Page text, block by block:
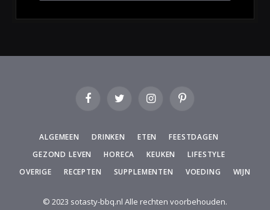
FacebookTwitter InstagramPinterest
ALGEMEEN DRINKEN ETEN
FEESTDAGEN
GEZOND LEVEN
HORECA KEUKEN
LIFESTYLE
OVERIGE
RECEPTEN SUPPLEMENTEN VOEDING WIJN
© 2023 sotasty-bbq.nl Alle rechten voorbehouden.